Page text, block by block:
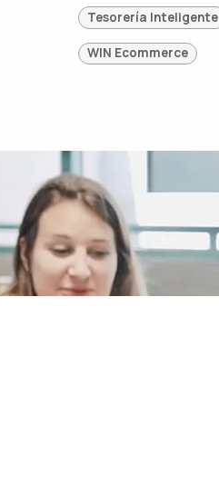
Tesorería Inteligente
WIN Ecommerce